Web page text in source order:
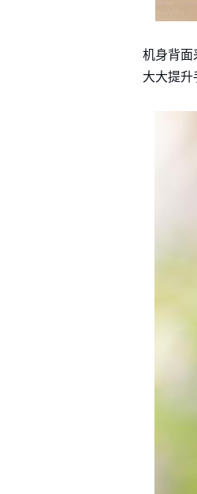
机身背面
大大提升